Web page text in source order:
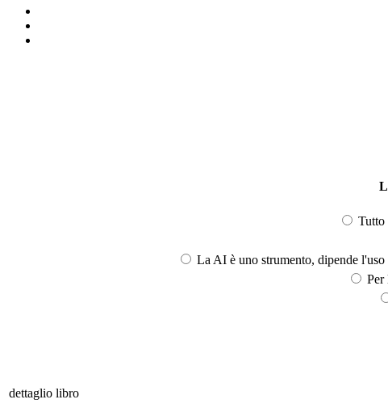
Tutto
La AI è uno strumento, dipende
Per
dettaglio libro